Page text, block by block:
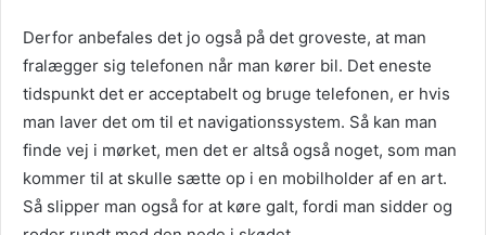
Derfor anbefales det jo også på det groveste, at man
fralægger sig telefonen når man kører bil. Det eneste
tidspunkt det er acceptabelt og bruge telefonen, er hvis
man laver det om til et navigationssystem. Så kan man
finde vej i mørket, men det er altså også noget, som man
kommer til at skulle sætte op i en mobilholder af en art.
Så slipper man også for at køre galt, fordi man sidder og